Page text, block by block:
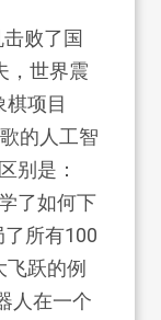
败了国
，世界震
项目
的人工智
别是：
了如何下
所有100
跃的例
人在一个